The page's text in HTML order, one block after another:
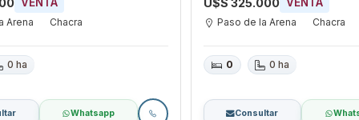
Arena Chacra
0 ha
Whatsapp
Paso de la Arena Chacra
0 0 ha
Consultar